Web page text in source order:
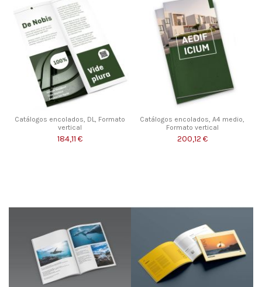
Catálogos encolados, DL, Formato
vertical
184,11 €
Catálogos encolados, A4 medio,
Formato vertical
200,12 €